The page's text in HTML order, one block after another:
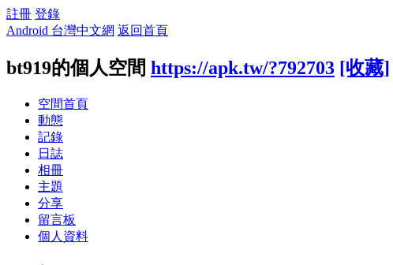
註冊 登錄
Android 台灣中文網 返回首頁
bt919的個人空間 https://apk.tw/?792703 [收藏]
空間首頁
動態
記錄
日誌
相冊
主題
分享
留言板
個人資料